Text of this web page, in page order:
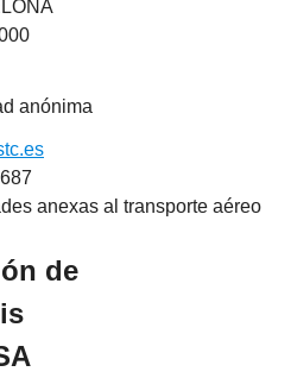
anónima
anexas al transporte aéreo
de